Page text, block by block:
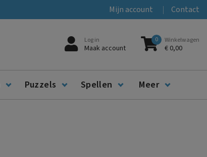
Mijn account Contact
Log in
Maak account
0 Winkelwagen
€ 0,00
Puzzels Spellen Meer